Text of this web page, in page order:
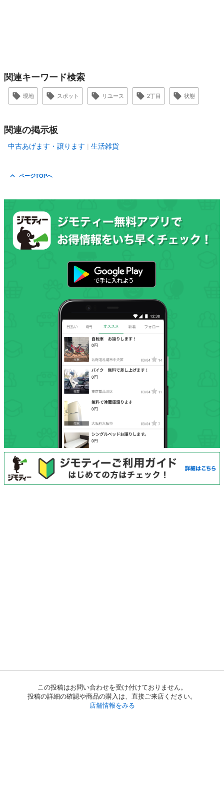
この投稿はお問い合わせを受け付けておりません。
投稿の詳細の確認や商品の購入は、直接ご来店ください。
店舗情報をみる
関連キーワード検索
現地 スポット リユース 2丁目 状態
関連の掲示板
中古あげます・譲ります 生活雑貨
ページTOPへ